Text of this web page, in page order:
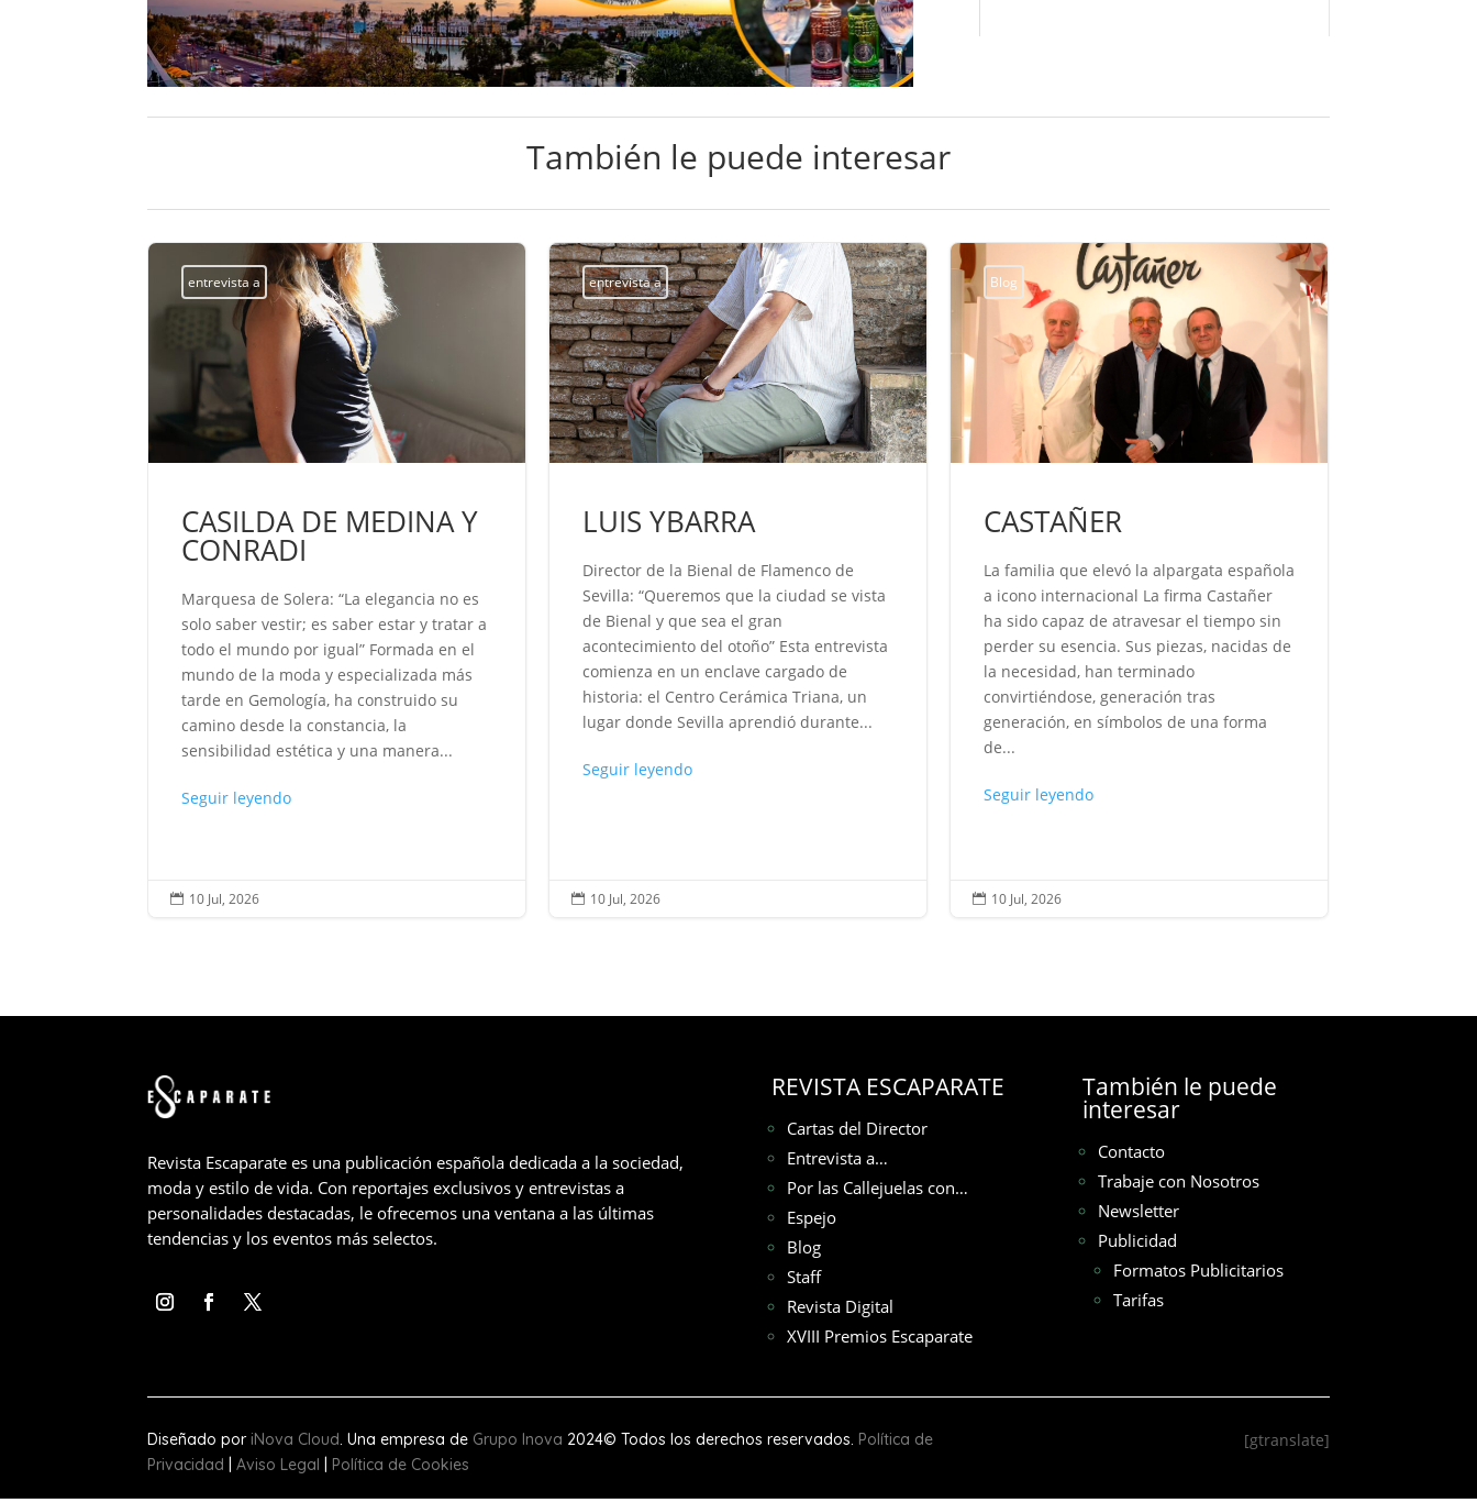
También le puede interesar
entrevista a
CASILDA DE MEDINA Y
CONRADI
Marquesa de Solera: “La elegancia no es
solo saber vestir; es saber estar y tratar a
todo el mundo por igual” Formada en el
mundo de la moda y especializada más
tarde en Gemología, ha construido su
camino desde la constancia, la
sensibilidad estética y una manera...
Seguir leyendo
 10 Jul, 2026
entrevista a
LUIS YBARRA
Director de la Bienal de Flamenco de
Sevilla: “Queremos que la ciudad se vista
de Bienal y que sea el gran
acontecimiento del otoño” Esta entrevista
comienza en un enclave cargado de
historia: el Centro Cerámica Triana, un
lugar donde Sevilla aprendió durante...
Seguir leyendo
 10 Jul, 2026
Blog
CASTAÑER
La familia que elevó la alpargata española
a icono internacional La firma Castañer
ha sido capaz de atravesar el tiempo sin
perder su esencia. Sus piezas, nacidas de
la necesidad, han terminado
convirtiéndose, generación tras
generación, en símbolos de una forma
de...
Seguir leyendo
 10 Jul, 2026
Revista Escaparate es una publicación española dedicada a la sociedad,
moda y estilo de vida. Con reportajes exclusivos y entrevistas a
personalidades destacadas, le ofrecemos una ventana a las últimas
tendencias y los eventos más selectos.
REVISTA ESCAPARATE
Cartas del Director
Entrevista a…
Por las Callejuelas con…
Espejo
Blog
Staff
Revista Digital
XVIII Premios Escaparate
También le puede
interesar
Contacto
Trabaje con Nosotros
Newsletter
Publicidad
Formatos Publicitarios
Tarifas
Diseñado por iNova Cloud. Una empresa de Grupo Inova 2024© Todos los derechos reservados. Política de
Privacidad |Aviso Legal Política de Cookies
[gtranslate]